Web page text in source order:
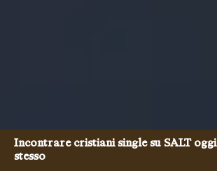
Incontrare cristiani single su SALT oggi
stesso